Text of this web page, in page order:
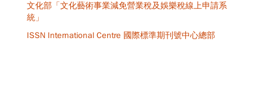
文化部「文化藝術事業減免營業稅及娛樂稅線上申請系
統」
ISSN International Centre 國際標準期刊號中心總部